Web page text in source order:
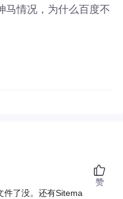
马情况，为什么百度不
件了没。还有Sitema
赞